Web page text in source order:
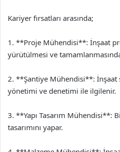
Kariyer fırsatları arasında;
1. **Proje Mühendisi**: İnşaat
yürütülmesi ve
2. **Şantiye Mühendisi**: İnşaat
yönetimi ve denetimi ile ilgilenir.
3. **Yapı Tasarım Mühendisi**:
tasarımını yapar.